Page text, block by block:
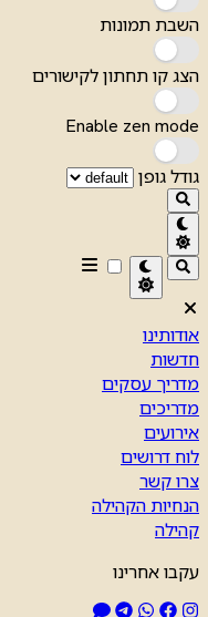
השבת תמונות
הצג קו תחתון לקישורים
Enable zen mode
גודל גופן
אודותינו
חדשות
מדריך עסקים
מדריכים
אירועים
לוח דרושים
צרו קשר
הנחיות הקהילה
קהילה
עקבו אחרינו